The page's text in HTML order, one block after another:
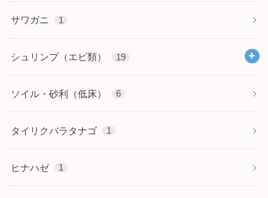
サワガニ 1
シュリンプ（エビ類） 19
ソイル・砂利（低床） 6
タイリクバラタナゴ 1
ヒナハゼ 1